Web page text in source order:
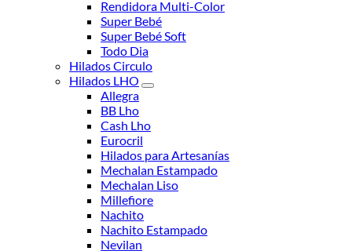
Rendidora Multi-Color
Super Bebé
Super Bebé Soft
Todo Dia
Hilados Circulo
Hilados LHO
Allegra
BB Lho
Cash Lho
Eurocril
Hilados para Artesanías
Mechalan Estampado
Mechalan Liso
Millefiore
Nachito
Nachito Estampado
Nevilan